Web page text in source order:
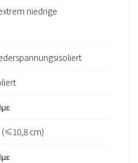
niedrige
(≤10,8 cm)